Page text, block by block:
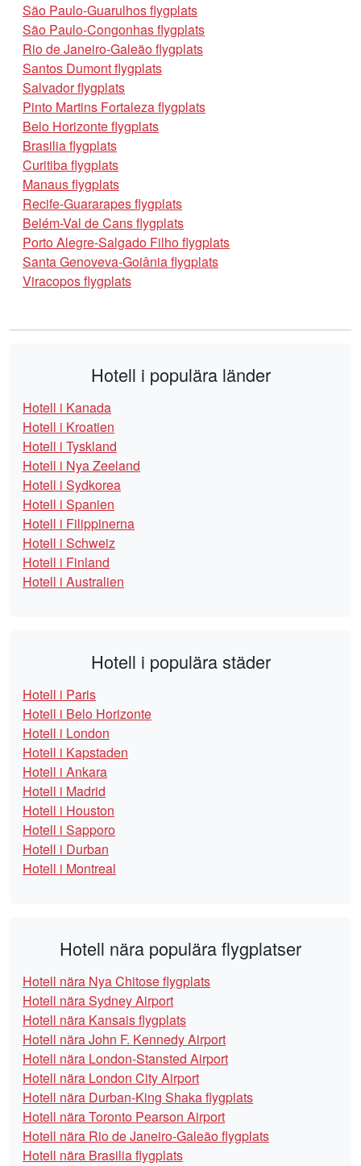
São Paulo-Guarulhos flygplats
São Paulo-Congonhas flygplats
Rio de Janeiro-Galeão flygplats
Santos Dumont flygplats
Salvador flygplats
Pinto Martins Fortaleza flygplats
Belo Horizonte flygplats
Brasilia flygplats
Curitiba flygplats
Manaus flygplats
Recife-Guararapes flygplats
Belém-Val de Cans flygplats
Porto Alegre-Salgado Filho flygplats
Santa Genoveva-Goiânia flygplats
Viracopos flygplats
Hotell i populära länder
Hotell i Kanada
Hotell i Kroatien
Hotell i Tyskland
Hotell i Nya Zeeland
Hotell i Sydkorea
Hotell i Spanien
Hotell i Filippinerna
Hotell i Schweiz
Hotell i Finland
Hotell i Australien
Hotell i populära städer
Hotell i Paris
Hotell i Belo Horizonte
Hotell i London
Hotell i Kapstaden
Hotell i Ankara
Hotell i Madrid
Hotell i Houston
Hotell i Sapporo
Hotell i Durban
Hotell i Montreal
Hotell nära populära flygplatser
Hotell nära Nya Chitose flygplats
Hotell nära Sydney Airport
Hotell nära Kansais flygplats
Hotell nära John F. Kennedy Airport
Hotell nära London-Stansted Airport
Hotell nära London City Airport
Hotell nära Durban-King Shaka flygplats
Hotell nära Toronto Pearson Airport
Hotell nära Rio de Janeiro-Galeão flygplats
Hotell nära Brasilia flygplats